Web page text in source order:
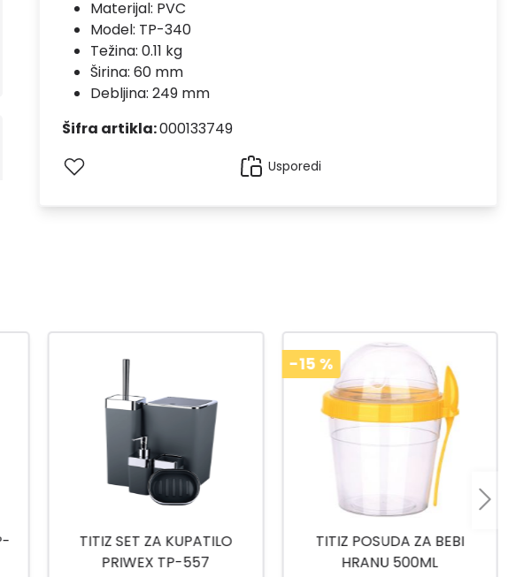
Materijal: PVC
Model: TP-340
Težina: 0.11 kg
Širina: 60 mm
Debljina: 249 mm
Šifra artikla:000133749
Usporedi
TITIZ POSUDA ZA BEBI
HRANU 500ML
-15 %
TITIZ SET ZA SLADOLED AP-
9425